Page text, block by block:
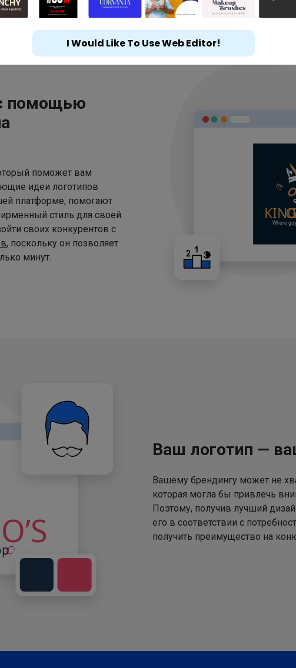
помощью
поможет вам
идеи логотипов
платформе, помогают
стиль для своей
своих конкурентов с
, поскольку он позволяет
минут.
Ваш логотип —
Вашему брендингу может не
которая могла бы привлечь
Поэтому, получив лучший
его в соответствии с
получить преимущество на
I Would Like To Use Web Editor!